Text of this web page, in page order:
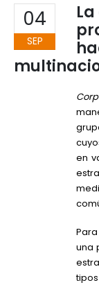
04
SEP
en
una